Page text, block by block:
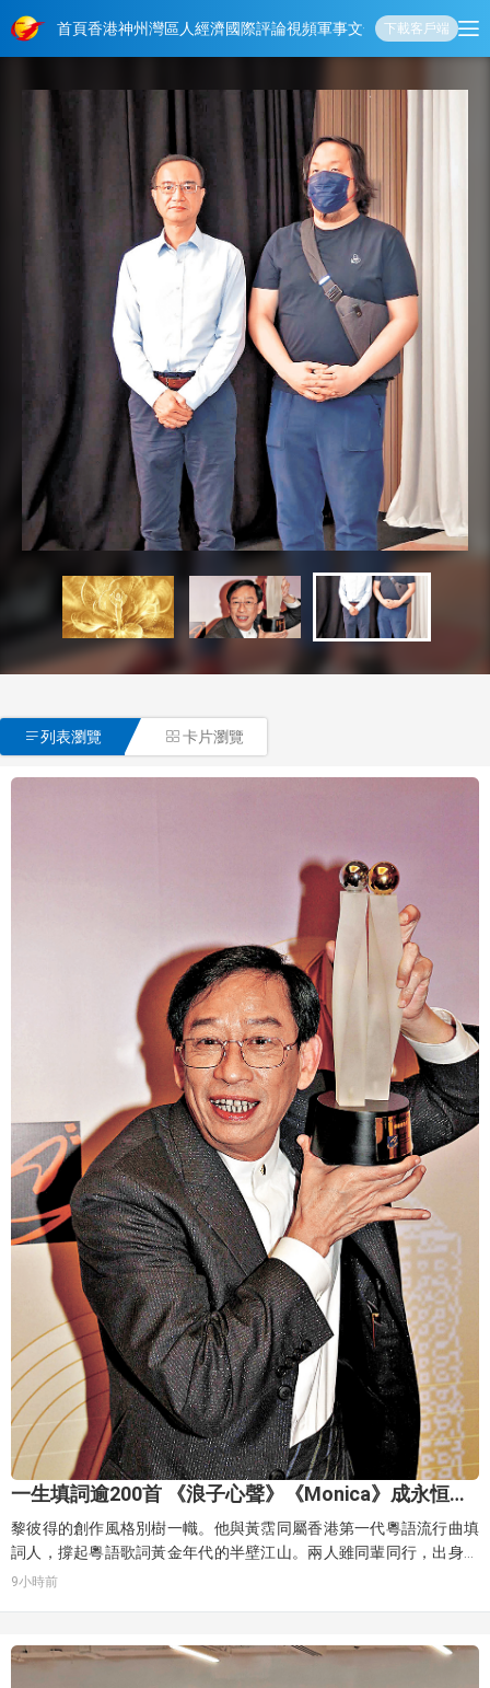
首頁香港神州灣區人經濟國際評論視頻軍事文化 娛樂生活教育體
下載客戶端
第38屆大眾電影百花獎系列活動今天啟幕
今天（8月7日）起到10日，第38屆大眾電影百花獎系列活
動將在北京舉辦，活動以「百花燕歸 萬象京華」為主題。
黎彼得離世 兒子開記招反擊傳聞
黎彼得離世 兒子開記招反擊傳聞 鍾志光代故
友澄清沒經濟問題
列表瀏覽  卡片瀏覽
一生填詞逾200首 《浪子心聲》《Monica》成永恒遺
產
黎彼得的創作風格別樹一幟。他與黃霑同屬香港第一代粵語流行曲填
詞人，撐起粵語歌詞黃金年代的半壁江山。兩人雖同輩同行，出身卻
是天壤之別，對比黃霑是港大畢業的富商少爺，詞風磅礴雅訓；黎彼
拿陳友及許冠傑提攜，終成一代詞匠。出身草根的他既能寫出《浪子
9小時前